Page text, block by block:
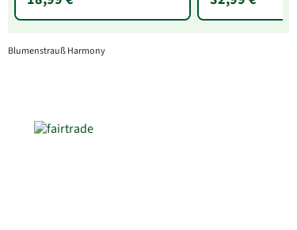
Blumenstrauß Harmony